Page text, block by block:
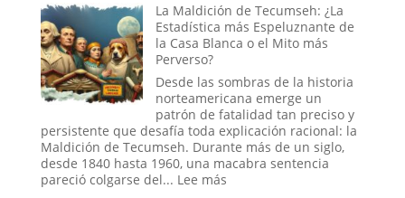
y
Sedujeron
a
Nueva
Era
Ruso
La
Digital
que
La Maldición de Tecumseh: ¿La
Estadística más Espeluznante de
la Casa Blanca o el Mito más
Perverso?
Desde las sombras de la historia
norteamericana emerge un
patrón de fatalidad tan preciso y
persistente que desafía toda explicación racional: la
Maldición de Tecumseh. Durante más de un siglo,
desde 1840 hasta 1960, una macabra sentencia
pareció colgarse del... Lee más: